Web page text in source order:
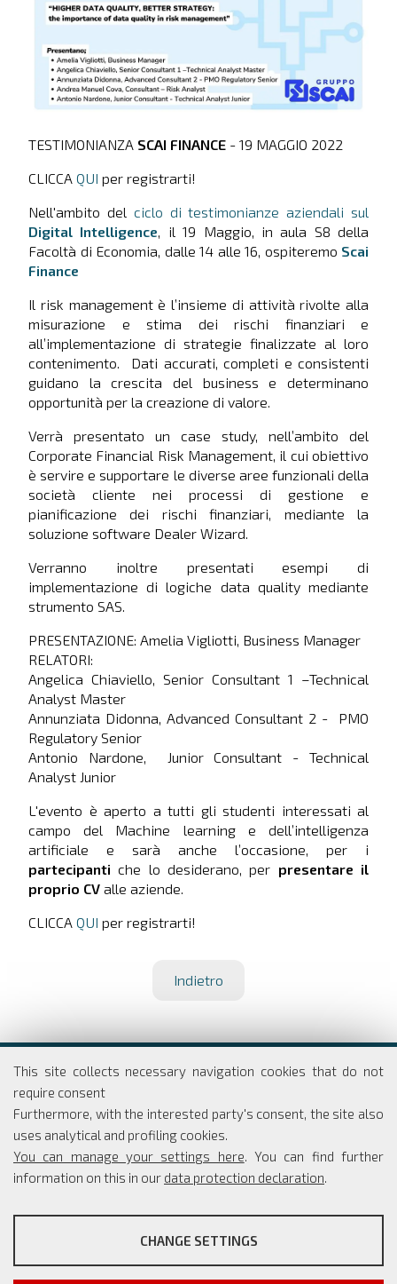
This site collects necessary navigation cookies that do not
require consent
Furthermore, with the interested party's consent, the site also
uses analytical and profiling cookies.
You can manage your settings here. You can find further
information on this in our data protection declaration.
PROFILING COOKIES
CHANGE SETTINGS
TESTIMONIANZA SCAI FINANCE - 19 MAGGIO 2022
CLICCA QUI per registrarti!
Nell'ambito del ciclo di testimonianze aziendali sul
Digital Intelligence , il 19 Maggio, in aula S8 della
Facoltà di Economia, dalle 14 alle 16, ospiteremo Scai
Finance
Il risk management è l’insieme di attività rivolte alla
misurazione e stima dei rischi finanziari e
all’implementazione di strategie finalizzate al loro
contenimento. Dati accurati, completi e consistenti
guidano la crescita del business e determinano
opportunità per la creazione di valore.
Verrà presentato un case study, nell’ambito del
Corporate Financial Risk Management, il cui obiettivo
è servire e supportare le diverse aree funzionali della
società cliente nei processi di gestione e
pianificazione dei rischi finanziari, mediante la
soluzione software Dealer Wizard.
Verranno inoltre presentati esempi di
implementazione di logiche data quality mediante
strumento SAS.
PRESENTAZIONE: Amelia Vigliotti, Business Manager
RELATORI:
Angelica Chiaviello, Senior Consultant 1 –Technical
Analyst Master
Annunziata Didonna, Advanced Consultant 2 - PMO
Regulatory Senior
Antonio Nardone, Junior Consultant - Technical
Analyst Junior
L'evento è aperto a tutti gli studenti interessati al
campo del Machine learning e dell’intelligenza
artificiale e sarà anche l’occasione, per i
partecipanti che lo desiderano, per presentare il
proprio CV alle aziende.
CLICCA QUI per registrarti!
Indietro
Università degli studi di Roma
Via Columbia, 2
00133 Roma
Segreteria: Simona Rippo
Phone: +39 06 7259 5765/66